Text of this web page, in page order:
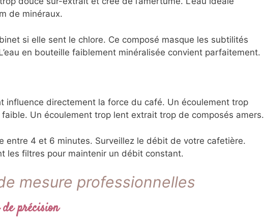
de minéraux.
si elle sent le chlore. Ce composé masque les subtilités
en bouteille faiblement minéralisée convient parfaitement.
influence directement la force du café. Un écoulement trop
Un écoulement trop lent extrait trop de composés amers.
entre 4 et 6 minutes. Surveillez le débit de votre cafetière.
les filtres pour maintenir un débit constant.
mesure professionnelles
précision